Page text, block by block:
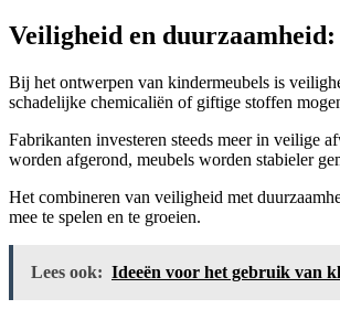
Veiligheid en
Bij het ontwerpen van kindermeubels is
schadelijke chemicaliën of giftige stoffen
Fabrikanten investeren steeds meer in veilige
worden afgerond, meubels worden stabieler
Het combineren van veiligheid met
mee te spelen en te groeien.
Lees ook: Ideeën voor het gebruik van